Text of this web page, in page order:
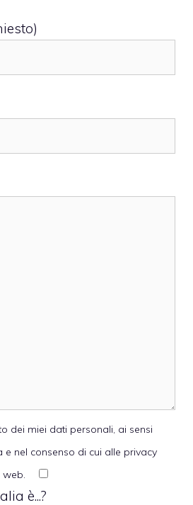
dei miei dati personali, ai sensi
e nel consenso di cui alle privacy
web.
è...?